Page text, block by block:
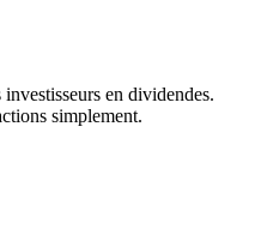
en dividendes.
simplement.